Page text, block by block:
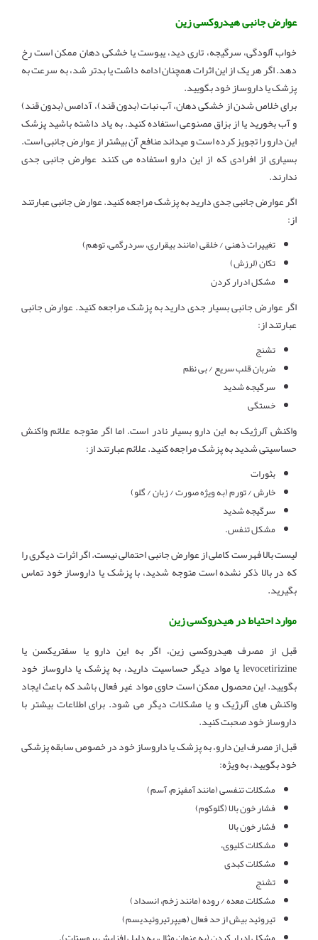
عوارض جانبی هیدروکسی زین
خواب آلودگی، سرگیجه، تاری دید، یبوست یا خشکی دهان ممکن است رخ
دهد. اگر هر یک از این اثرات همچنان ادامه داشت یا بدتر شد، به سرعت به
پزشک یا داروساز خود بگویید.
برای خلاص شدن از خشکی دهان، آب نبات (بدون قند)، آدامس (بدون قند)
و آب بخورید یا از بزاق مصنوعی استفاده کنید. به یاد داشته باشید پزشک
این دارو را تجویز کرده است و میداند منافع آن بیشتر از عوارض جانبی است.
بسیاری از افرادی که از این دارو استفاده می کنند عوارض جانبی جدی
ندارند.
اگر عوارض جانبی جدی دارید به پزشک مراجعه کنید. عوارض جانبی عبارتند
از:
تغییرات ذهنی / خلقی (مانند بیقراری، سردرگمی، توهم)
تکان (لرزش)
مشکل ادرار کردن
اگر عوارض جانبی بسیار جدی دارید به پزشک مراجعه کنید. عوارض جانبی
عبارتند از:
تشنج
ضربان قلب سریع / بی نظم
سرگیجه شدید
خستگی
واکنش آلرژیک به این دارو بسیار نادر است. اما اگر متوجه علائم واکنش
حساسیتی شدید به پزشک مراجعه کنید. علائم عبارتند از:
بثورات
خارش / تورم (به ویژه صورت / زبان / گلو)
سرگیجه شدید
مشکل تنفس.
لیست بالا فهرست کاملی از عوارض جانبی احتمالی نیست. اگر اثرات دیگری را
که در بالا ذکر نشده است متوجه شدید، با پزشک یا داروساز خود تماس
بگیرید.
موارد احتیاط در هیدروکسی زین
قبل از مصرف هیدروکسی زین، اگر به این دارو یا سفتریکسن یا
levocetirizine یا مواد دیگر حساسیت دارید، به پزشک یا داروساز خود
بگویید. این محصول ممکن است حاوی مواد غیر فعال باشد که باعث ایجاد
واکنش های آلرژیک و یا مشکلات دیگر می شود. برای اطلاعات بیشتر با
داروساز خود صحبت کنید.
قبل از مصرف این دارو، به پزشک یا داروساز خود در خصوص سابقه پزشکی
خود بگویید، به ویژه:
مشکلات تنفسی (مانند آمفیزم، آسم)
فشار خون بالا (گلوکوم)
فشار خون بالا
مشکلات کلیوی،
مشکلات کبدی
تشنج
مشکلات معده / روده (مانند زخم، انسداد)
تیروئید بیش از حد فعال (هیپرتیروئیدیسم)